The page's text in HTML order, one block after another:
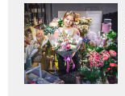
Adaugă
aici textul
pentru
subtitlu